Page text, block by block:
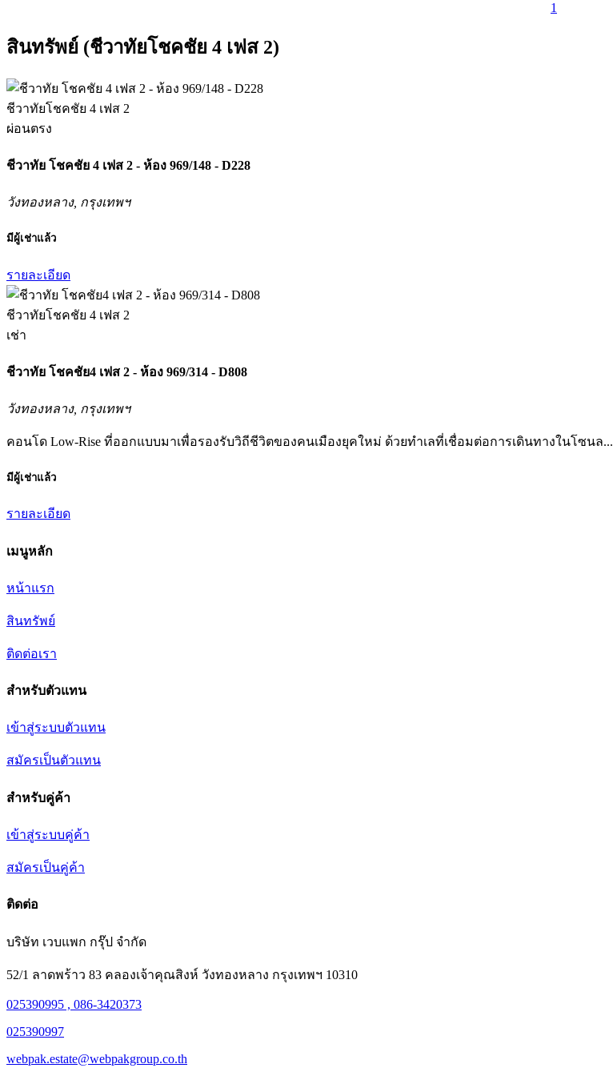
1
สินทรัพย์ (ชีวาทัยโชคชัย 4 เฟส 2)
ชีวาทัยโชคชัย 4 เฟส 2
ผ่อนตรง
ชีวาทัย โชคชัย 4 เฟส 2 - ห้อง 969/148 - D228
วังทองหลาง, กรุงเทพฯ
มีผู้เช่าแล้ว
รายละเอียด
ชีวาทัยโชคชัย 4 เฟส 2
เช่า
ชีวาทัย โชคชัย4 เฟส 2 - ห้อง 969/314 - D808
วังทองหลาง, กรุงเทพฯ
คอนโด Low-Rise ที่ออกแบบมาเพื่อรองรับวิถีชีวิตของคนเมืองยุคใหม่ ด้วยทำเลที่เชื่อมต่อการเดินทางในโซนล...
มีผู้เช่าแล้ว
รายละเอียด
เมนูหลัก
หน้าแรก
สินทรัพย์
ติดต่อเรา
สำหรับตัวแทน
เข้าสู่ระบบตัวแทน
สมัครเป็นตัวแทน
สำหรับคู่ค้า
เข้าสู่ระบบคู่ค้า
สมัครเป็นคู่ค้า
ติดต่อ
บริษัท เวบแพก กรุ๊ป จำกัด
52/1 ลาดพร้าว 83 คลองเจ้าคุณสิงห์ วังทองหลาง กรุงเทพฯ 10310
025390995 , 086-3420373
025390997
webpak.estate@webpakgroup.co.th